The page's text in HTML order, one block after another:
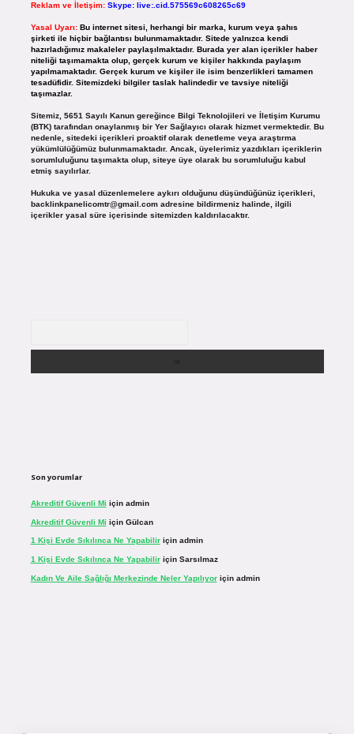
Reklam ve İletişim: Skype: live:.cid.575569c608265c69
Yasal Uyarı: Bu internet sitesi, herhangi bir marka, kurum veya şahıs
şirketi ile hiçbir bağlantısı bulunmamaktadır. Sitede yalnızca kendi
hazırladığımız makaleler paylaşılmaktadır. Burada yer alan içerikler haber
niteliği taşımamakta olup, gerçek kurum ve kişiler hakkında paylaşım
yapılmamaktadır. Gerçek kurum ve kişiler ile isim benzerlikleri tamamen
tesadüfidir. Sitemizdeki bilgiler taslak halindedir ve tavsiye niteliği
taşımazlar.
Sitemiz, 5651 Sayılı Kanun gereğince Bilgi Teknolojileri ve İletişim Kurumu
(BTK) tarafından onaylanmış bir Yer Sağlayıcı olarak hizmet vermektedir. Bu
nedenle, sitedeki içerikleri proaktif olarak denetleme veya araştırma
yükümlülüğümüz bulunmamaktadır. Ancak, üyelerimiz yazdıkları içeriklerin
sorumluluğunu taşımakta olup, siteye üye olarak bu sorumluluğu kabul
etmiş sayılırlar.
Hukuka ve yasal düzenlemelere aykırı olduğunu düşündüğünüz içerikleri,
backlinkpanelicomtr@gmail.comadresine bildirmeniz halinde, ilgili
içerikler yasal süre içerisinde sitemizden kaldırılacaktır.
Son yorumlar
Akreditif Güvenli Mi için admin
Akreditif Güvenli Mi için Gülcan
1 Kişi Evde Sıkılınca Ne Yapabiliriçin admin
1 Kişi Evde Sıkılınca Ne Yapabiliriçin Sarsılmaz
Kadın Ve Aile Sağlığı Merkezinde Neler Yapılıyoriçin admin